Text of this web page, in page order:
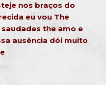
nos braços do
eu vou The
the amo e
ausência dói muito